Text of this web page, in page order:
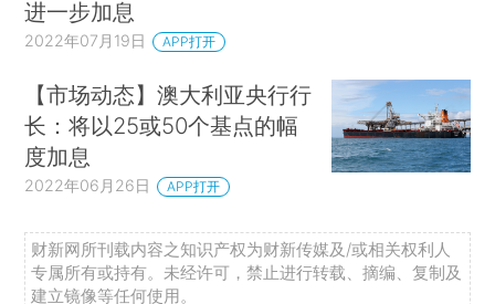
【市场动态】澳大利亚央行副
进一步加息
2022年07月19日 APP打开
【市场动态】澳大利亚央行行
度加息
2022年06月26日 APP打开